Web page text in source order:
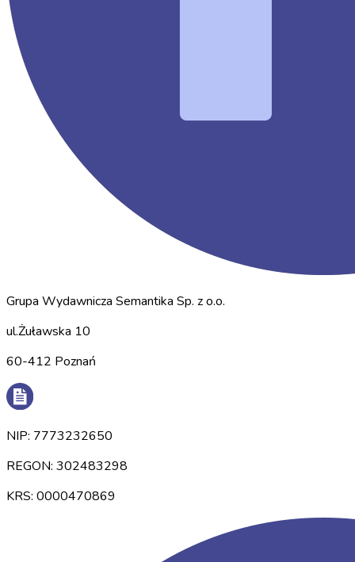
Grupa Wydawnicza Semantika Sp. z o.o.
ul.Żuławska 10
60-412 Poznań
NIP: 7773232650
REGON: 302483298
KRS: 0000470869